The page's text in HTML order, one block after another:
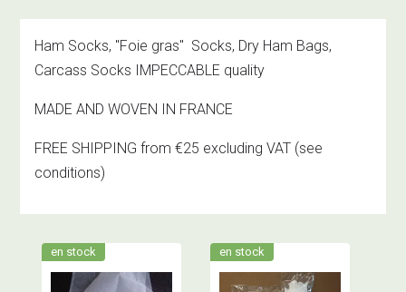
Ham Socks, "Foie gras" Socks, Dry Ham Bags,
Carcass Socks IMPECCABLE quality
MADE AND WOVEN IN FRANCE
FREE SHIPPING from €25 excluding VAT (see
conditions)
en stock en stock